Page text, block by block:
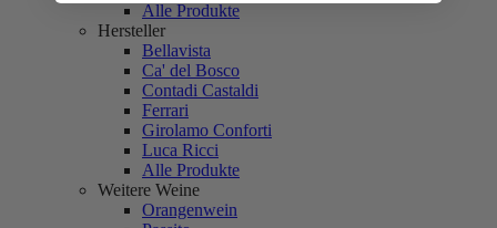
Alle Produkte
Hersteller
Bellavista
Ca' del Bosco
Contadi Castaldi
Ferrari
Girolamo Conforti
Luca Ricci
Alle Produkte
Weitere Weine
Orangenwein